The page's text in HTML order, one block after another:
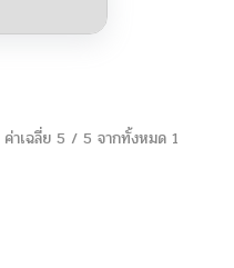
ค่าเฉลี่ย 5 / 5 จากทั้งหมด 1